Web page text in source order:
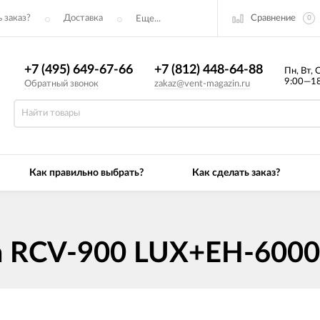
заказ? Доставка Еще... Сравнение 0
+7 (495) 649-67-66
Обратный звонок
+7 (812) 448-64-88
zakaz@vent-magazin.ru
Пн, Вт,
Как правильно выбрать? Как сделать заказ?
RCV-900 LUX+EH-6000